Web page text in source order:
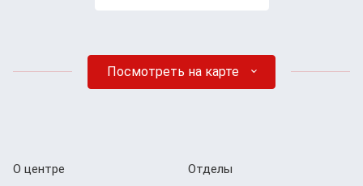
Посмотреть на карте
О центре Отделы